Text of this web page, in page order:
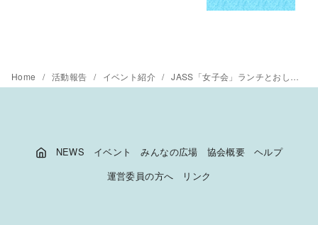
Home 活動報告 イベント紹介 JASS「女子会」ランチとおしゃべりのひと時
NEWS イベント みんなの広場 協会概要
ヘルプ
運営委員の方へ
リンク